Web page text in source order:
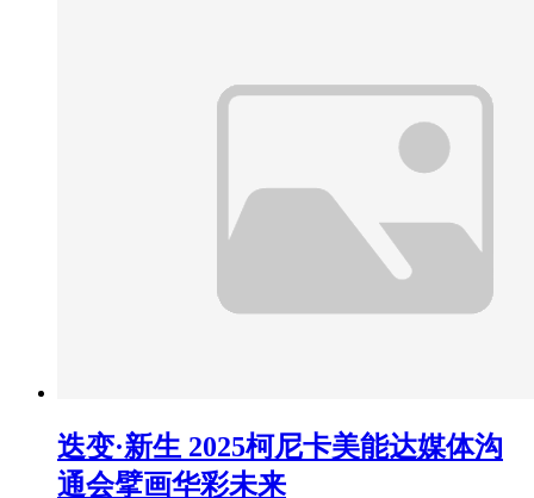
迭变·新生 2025柯尼卡美能达媒体沟
通会擘画华彩未来